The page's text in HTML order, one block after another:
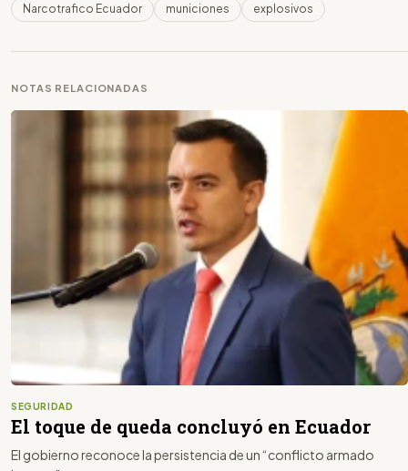
Narcotrafico Ecuador
municiones explosivos
NOTAS RELACIONADAS
SEGURIDAD
El toque de queda concluyó en Ecuador
El gobierno reconoce la persistencia de un “conflicto armado